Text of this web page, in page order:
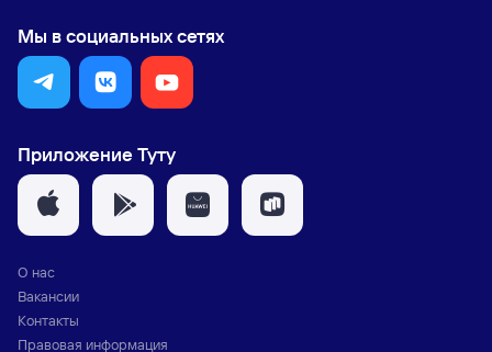
Мы в социальных сетях
Приложение Туту
О нас
Вакансии
Контакты
Правовая информация